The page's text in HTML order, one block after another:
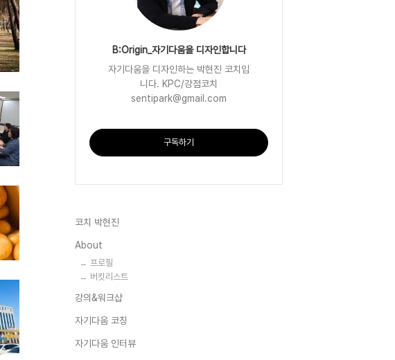
B:Origin_자기다움을 디자인합니다
자기다움을 디자인하는 박현진 코치입
니다. KPC/강점코치
sentipark@gmail.com
구독하기
코치 박현진
About
프로필
버킷리스트
강의&워크샵
자기다움 코칭
자기다움 인터뷰